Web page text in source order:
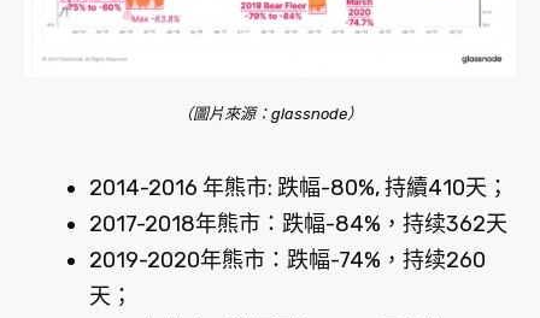
（圖片來源：glassnode）
2014-2016 年熊市: 跌幅-80%, 持續410天；
2017-2018年熊市：跌幅-84%，持续362天
2019-2020年熊市：跌幅-74%，持续260
天；